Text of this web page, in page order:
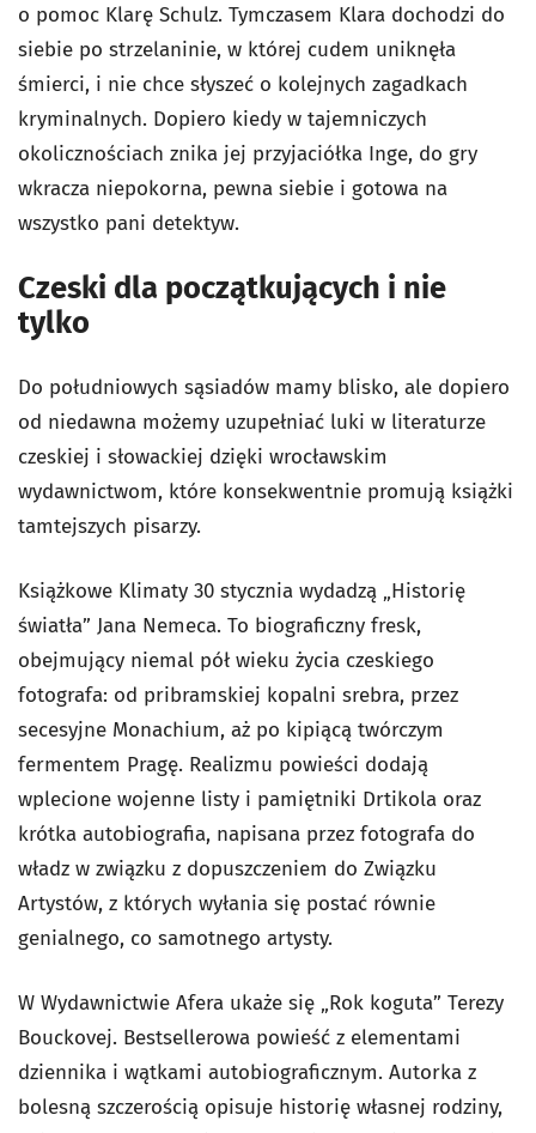
o pomoc Klarę Schulz. Tymczasem Klara dochodzi do
siebie po strzelaninie, w której cudem uniknęła
śmierci, i nie chce słyszeć o kolejnych zagadkach
kryminalnych. Dopiero kiedy w tajemniczych
okolicznościach znika jej przyjaciółka Inge, do gry
wkracza niepokorna, pewna siebie i gotowa na
wszystko pani detektyw.
Czeski dla początkujących i nie
tylko
Do południowych sąsiadów mamy blisko, ale dopiero
od niedawna możemy uzupełniać luki w literaturze
czeskiej i słowackiej dzięki wrocławskim
wydawnictwom, które konsekwentnie promują książki
tamtejszych pisarzy.
Książkowe Klimaty 30 stycznia wydadzą „Historię
światła” Jana Nemeca. To biograficzny fresk,
obejmujący niemal pół wieku życia czeskiego
fotografa: od pribramskiej kopalni srebra, przez
secesyjne Monachium, aż po kipiącą twórczym
fermentem Pragę. Realizmu powieści dodają
wplecione wojenne listy i pamiętniki Drtikola oraz
krótka autobiografia, napisana przez fotografa do
władz w związku z dopuszczeniem do Związku
Artystów, z których wyłania się postać równie
genialnego, co samotnego artysty.
W Wydawnictwie Afera ukaże się „Rok koguta” Terezy
Bouckovej. Bestsellerowa powieść z elementami
dziennika i wątkami autobiograficznym. Autorka z
bolesną szczerością opisuje historię własnej rodziny,